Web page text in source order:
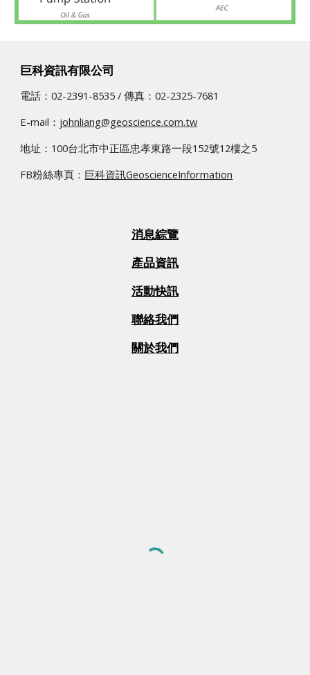
巨科資訊有限公司
電話：02-2391-8535 / 傳真：02­-2325-7681
E-mail： johnliang@geoscience.com.tw
地址：100台北市中正區忠孝東路一段152號12樓之5
FB粉絲專頁： 巨科資訊GeoscienceInformation
消息綜覽
產品資訊
活動快訊
聯絡我們
關於我們